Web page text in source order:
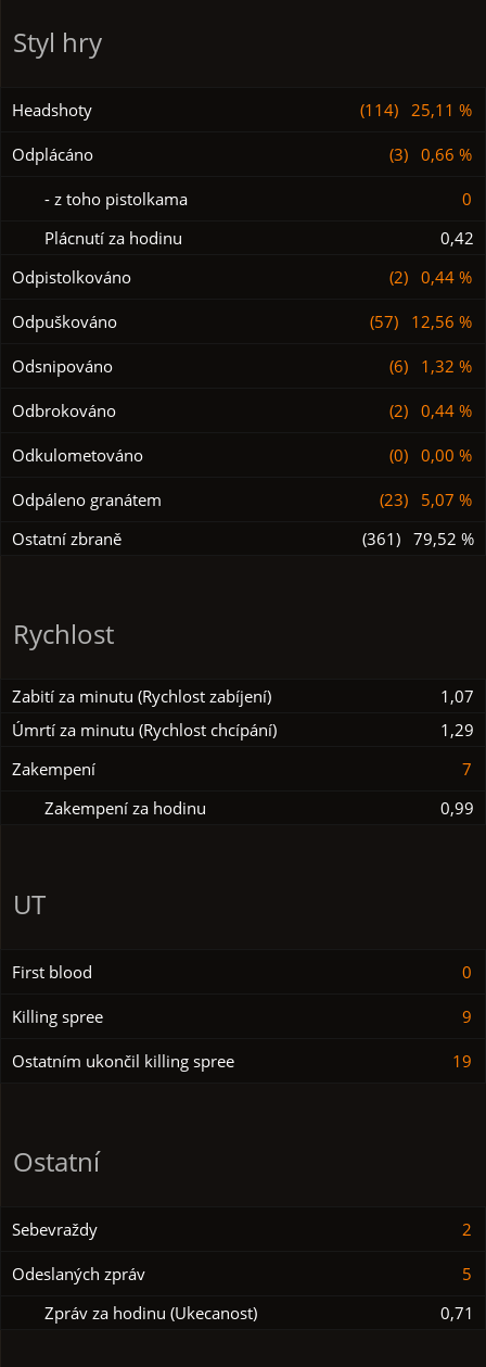
Styl hry
Headshoty (114) 25,11 %
Odplácáno (3) 0,66 %
- z toho pistolkama
0
Plácnutí za hodinu
0,42
Odpistolkováno
(2) 0,44 %
Odpuškováno (57) 12,56 %
Odsnipováno (6) 1,32 %
Odbrokováno (2) 0,44 %
Odkulometováno (0) 0,00 %
Odpáleno granátem
(23) 5,07 %
Ostatní zbraně
(361) 79,52 %
Rychlost
Zabití za minutu (Rychlost zabíjení)
1,07
Úmrtí za minutu (Rychlost chcípání)
1,29
Zakempení
7
Zakempení za hodinu
0,99
UT
First blood 0
Killing spree 9
Ostatním ukončil killing spree 19
Ostatní
Sebevraždy 2
Odeslaných zpráv
5
Zpráv za hodinu (Ukecanost)
0,71